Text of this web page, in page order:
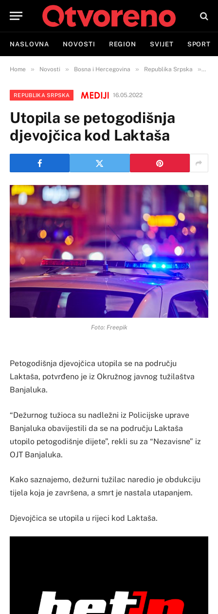
NASLOVNA NOVOSTI REGION SVIJET SPORT
Home » Novosti » Bosna i Hercegovina » Republika Srpska »
REPUBLIKA SRPSKA 16.05.2022
Utopila se petogodišnja
djevojčica kod Laktaša
Foto: Freepik
Petogodišnja djevojčica utopila se na području
Laktaša, potvrđeno je iz Okružnog javnog tužilaštva
Banjaluka.
“Dežurnog tužioca su nadležni iz Policijske uprave
Banjaluka obavijestili da se na području Laktaša
utopilo petogodišnje dijete”, rekli su za “Nezavisne” iz
OJT Banjaluka.
Kako saznajemo, dežurni tužilac naredio je obdukciju
tijela koja je završena, a smrt je nastala utapanjem.
Djevojčica se utopila u rijeci kod Laktaša.